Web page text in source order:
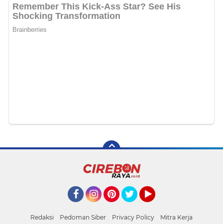
Redaksi Pedoman Siber Privacy Policy Mitra Kerja